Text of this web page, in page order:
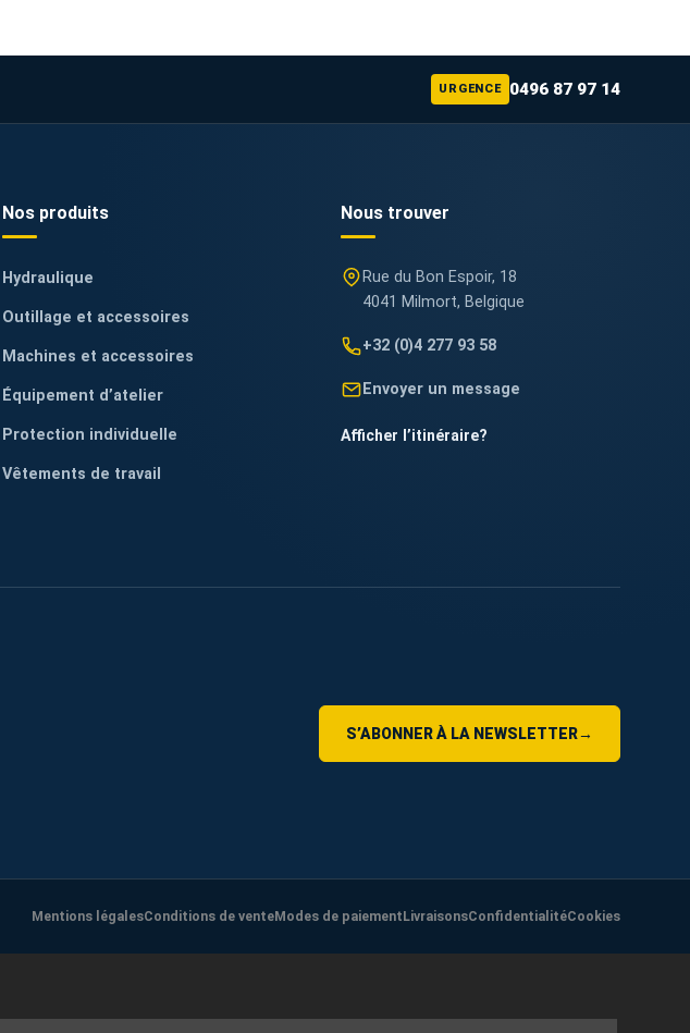
URGENCE 0496 87 97 14
Nos produits
Hydraulique
Outillage et accessoires
Machines et accessoires
Équipement d’atelier
Protection individuelle
Vêtements de travail
Nous trouver
Rue du Bon Espoir, 18
4041 Milmort, Belgique
+32 (0)4 277 93 58
Envoyer un message
Afficher l’itinéraire?
S’ABONNER À LA NEWSLETTER→
Mentions légalesConditions de venteModes de paiementLivraisonsConfidentialitéCookies